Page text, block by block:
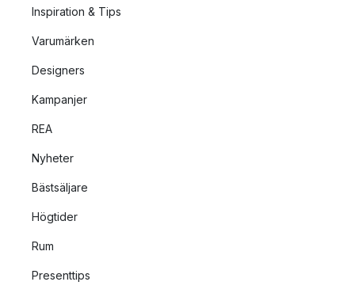
Inspiration & Tips
Varumärken
Designers
Kampanjer
REA
Nyheter
Bästsäljare
Högtider
Rum
Presenttips